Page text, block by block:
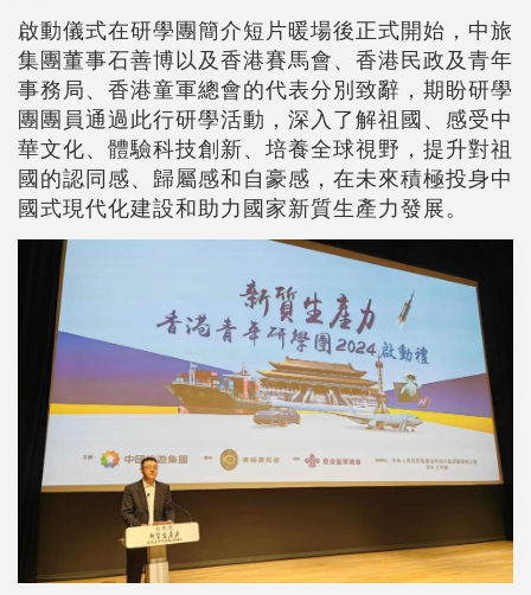
啟動儀式在研學團簡介短片暖場後正式開始，中旅
集團董事石善博以及香港賽馬會、香港民政及青年
事務局、香港童軍總會的代表分別致辭，期盼研學
團團員通過此行研學活動，深入了解祖國、感受中
華文化、體驗科技創新、培養全球視野，提升對祖
國的認同感、歸屬感和自豪感，在未來積極投身中
國式現代化建設和助力國家新質生產力發展。